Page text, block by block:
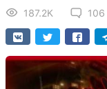
187.2K 106